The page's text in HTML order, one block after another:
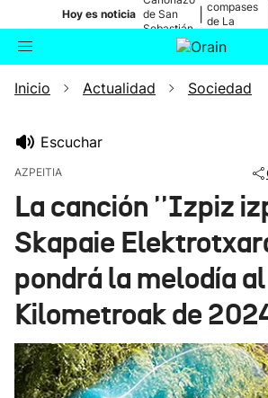
Hoy es noticia de San
Sebastián
compases
de La
Buscador Actualidad
Ikusmiran
Eguraldia
Inicio Actualidad Sociedad
Escuchar
AZPEITIA
La canción ''Izpiz
Skapaie
pondrá la melodía al
Kilometroak de